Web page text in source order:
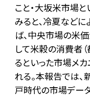
こと・大坂米市場
みると、冷夏など
ば、中央市場の米
して米穀の消費者
るといった市場メ
れる。本報告では
戸時代の市場デー